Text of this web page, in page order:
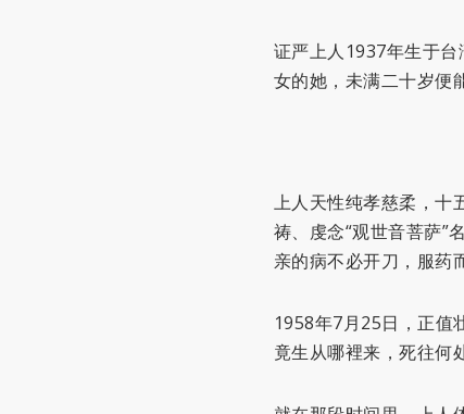
证严上人1937年生于
女的她，未满二十岁便
上人天性纯孝慈柔，十
祷、虔念“观世音菩萨”
亲的病不必开刀，服药
1958年7月25日，正值
竟生从哪裡来，死往何